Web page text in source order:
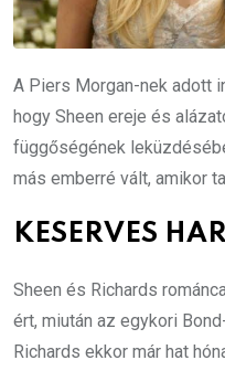
A Piers Morgan-nek adott
hogy Sheen ereje és
függőségének
más emberré vált, amikor
KESERVES
Sheen és Richards
ért, miután az egykori
Richards ekkor már hat